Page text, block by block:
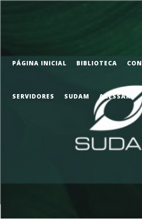
PÁGINA INICIAL BIBLIOTECA
SERVIDORES SUDAM ACESSAR